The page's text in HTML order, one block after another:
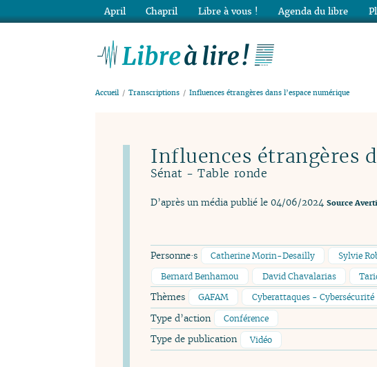
Accueil Transcriptions Influences étrangères dans l’espace numérique
Influences étrangères
Sénat - Table ronde
D’après un média publié le 04/06/2024 Source
Personne·s Catherine Morin-Desailly Sylvie
Bernard Benhamou
David Chavalarias
Thèmes GAFAM Cyberattaques - Cybersécurité
Type d’action Conférence
Type de publication Vidéo
April Chapril Libre à vous ! Agenda du libre